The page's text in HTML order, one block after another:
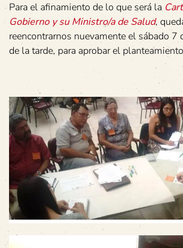
Para el afinamiento de lo que será la
Gobierno y su Ministro/a de Salud,
reencontrarnos nuevamente el sábado 7
de la tarde, para aprobar el